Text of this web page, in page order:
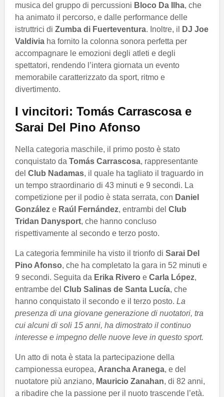
musica del gruppo di percussioni Bloco Da Ilha, che
ha animato il percorso, e dalle performance delle
istruttrici di Zumba di Fuerteventura. Inoltre, il
DJ Joe
Valdivia ha fornito la colonna sonora perfetta per
accompagnare le emozioni degli atleti e degli
spettatori, rendendo l’intera giornata un evento
memorabile caratterizzato da sport, ritmo e
divertimento.
I vincitori: Tomás Carrascosa e
Sarai Del Pino Afonso
Nella categoria maschile, il primo posto è stato
conquistato da Tomás Carrascosa, rappresentante
del Club Nadamas, il quale ha tagliato il traguardo in
un tempo straordinario di 43 minuti e 9 secondi. La
competizione per il podio è stata serrata, con Daniel
González e Raúl Fernández, entrambi del Club
Tridan Danysport, che hanno concluso
rispettivamente al secondo e terzo posto.
La categoria femminile ha visto il trionfo di Sarai Del
Pino Afonso, che ha completato la gara in 52 minuti e
9 secondi. Seguita da Erika Rivero e Carla López,
entrambe del Club Salinas de Santa Lucía, che
hanno conquistato il secondo e il terzo posto. La
presenza di una giovane generazione di nuotatori, tra
cui alcuni di soli 15 anni, ha dimostrato il continuo
interesse e impegno delle nuove leve in questo sport.
Un atto di nota è stata la partecipazione della
campionessa europea, Arancha Aranega, e del
nuotatore più anziano, Mauricio Zanahan, di 82 anni,
a ribadire che la passione per il nuoto trascende l’età.